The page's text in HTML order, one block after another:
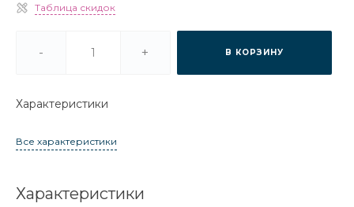
Таблица скидок
- + В КОРЗИНУ
Характеристики
Все характеристики
Характеристики